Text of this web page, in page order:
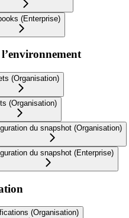
(Enterprise)
(Organisation)
(Organisation)
du snapshot (Organisation)
du snapshot (Enterprise)
(Organisation)